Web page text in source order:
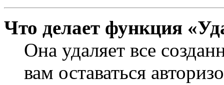
Что делает функция
Она удаляет все
вам оставаться